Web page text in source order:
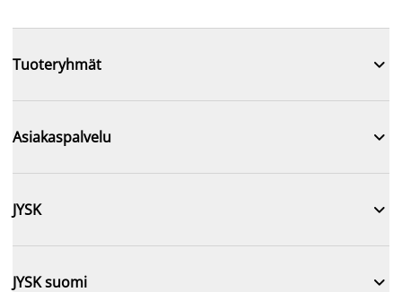
Tuoteryhmät 
Asiakaspalvelu 
JYSK 
JYSK suomi 